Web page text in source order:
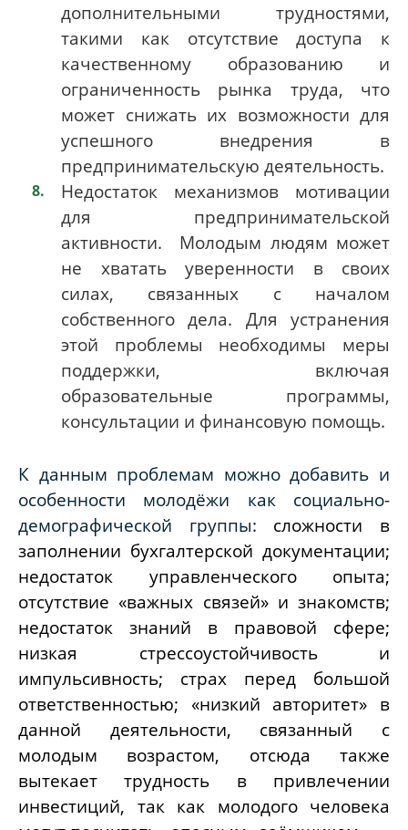
дополнительными трудностями,
такими как отсутствие доступа к
качественному образованию и
ограниченность рынка труда, что
может снижать их возможности для
успешного внедрения в
предпринимательскую деятельность.
Недостаток механизмов мотивации
для предпринимательской
активности. Молодым людям может
не хватать уверенности в своих
силах, связанных с началом
собственного дела. Для устранения
этой проблемы необходимы меры
поддержки, включая
образовательные программы,
консультации и финансовую помощь.
К данным проблемам можно добавить и
особенности молодёжи как социально-
демографической группы: сложности в
заполнении бухгалтерской документации;
недостаток управленческого опыта;
отсутствие «важных связей» и знакомств;
недостаток знаний в правовой сфере;
низкая стрессоустойчивость и
импульсивность;
страх перед большой
ответственностью; «низкий авторитет» в
данной деятельности, связанный с
молодым возрастом, отсюда также
вытекает трудность в привлечении
инвестиций, так как молодого человека